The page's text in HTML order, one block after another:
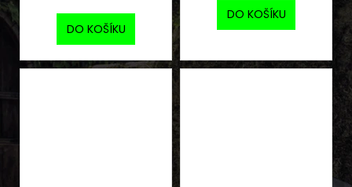
DO KOŠÍKU
DO KOŠÍKU